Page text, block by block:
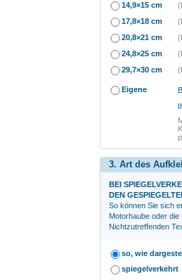
14,9×15 cm
17,8×18 cm
20,8×21 cm
24,8×25 cm
29,7×30 cm
Eigene
3. Art des
BEI
DEN
So können Sie sich
Motorhaube oder
Nichtzutreffenden
so, wie
spiegelverkehrt